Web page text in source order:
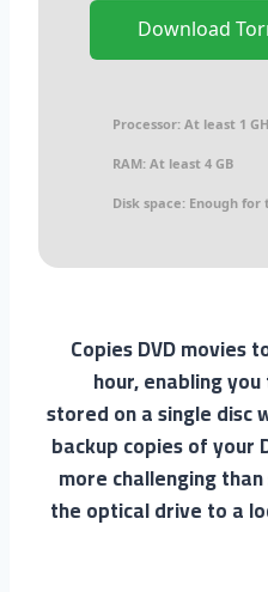
Processor: At least 1
RAM: At least 4 GB
Disk space: Enough for
Copies DVD movies
hour, enabling
stored on a single
backup copies of your
more challenging
the optical drive to a